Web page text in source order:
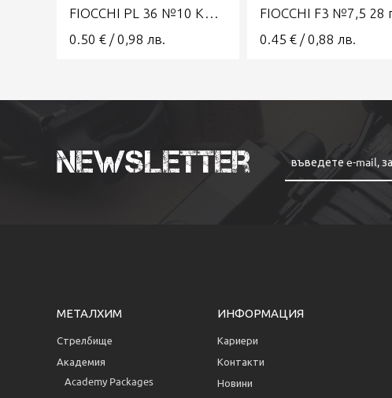
FIOCCHI PL 36 №10 КАЛИБЪР 36 (410)
0.50 € / 0,98 лв.
0.45 € / 0,88 лв.
Newsletter
МЕТАЛХИМ
Стрелбище
Академия
Аcademy Packages
ИНФОРМАЦИЯ
Кариери
Контакти
Новини